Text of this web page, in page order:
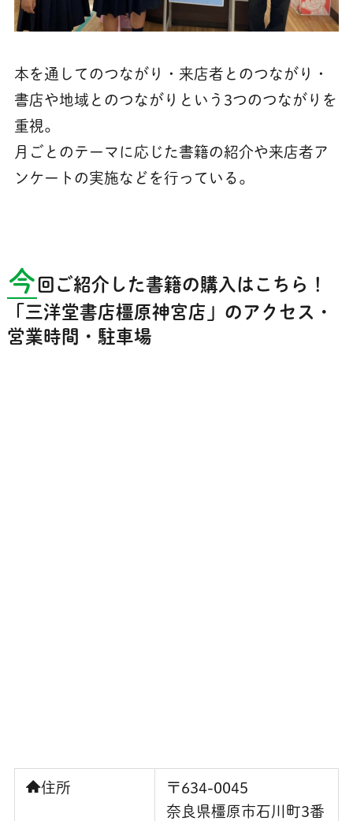
本を通してのつながり・来店者とのつながり・
書店や地域とのつながりという3つのつながりを
重視。
月ごとのテーマに応じた書籍の紹介や来店者ア
ンケートの実施などを行っている。
今回ご紹介した書籍の購入はこちら！
「三洋堂書店橿原神宮店」のアクセス・
営業時間・駐車場
住所
〒634-0045
奈良県橿原市石川町3番